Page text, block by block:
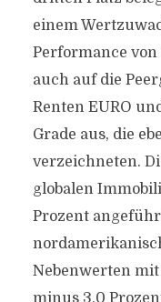
einem
Performance
auch auf die
Renten EURO
Grade aus, die
verzeichneten.
globalen
Prozent
Nebenwerten
minus 3,0